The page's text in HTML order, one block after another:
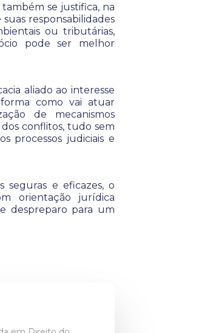
se justifica, na
responsabilidades
ou tributárias,
pode ser melhor
aliado ao interesse
forma como vai atuar
de mecanismos
conflitos, tudo sem
processos judiciais e
seguras e eficazes, o
orientação jurídica
despreparo para um